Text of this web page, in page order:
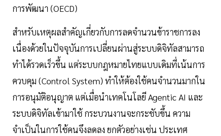
การพัฒนา (OECD)
สำหรับเหตุผลสำคัญเกี่ยวกับการลดจำนวนข้าราชการลง
เนื่องด้วยในปัจจุบันการเปลี่ยนผ่านสู่ระบบดิจิทัลสามารถ
ทำได้รวดเร็วขึ้น แต่ระบบกฎหมายไทยแบบเดิมที่เน้นการ
ควบคุม (Control System) ทำให้ต้องใช้คนจำนวนมากใน
การอนุมัติอนุญาต แต่เมื่อนำเทคโนโลยี Agentic AI และ
ระบบดิจิทัลเข้ามาใช้ กระบวนงานจะกระชับขึ้น ความ
จำเป็นในการใช้คนจึงลดลง ยกตัวอย่างเช่น ประเทศ